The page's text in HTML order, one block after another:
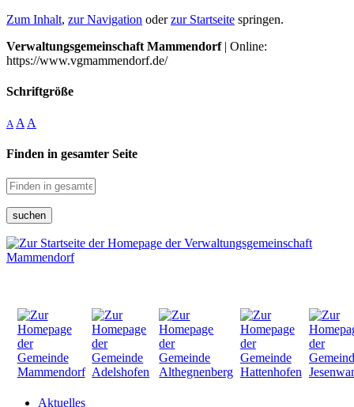
Zum Inhalt, zur Navigation oderzur Startseite springen.
Verwaltungsgemeinschaft Mammendorf| Online:
https://www.vgmammendorf.de/
Schriftgröße
A A A
Finden in gesamter Seite
suchen
Aktuelles